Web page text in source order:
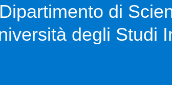
di
degli Studi